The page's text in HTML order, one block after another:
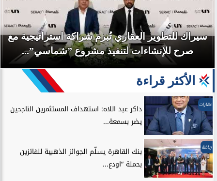
سيراك للتطوير العقاري تُبرم شراكة استراتيجية مع
صرح للإنشاءات لتنفيذ مشروع ”شماسي”...
الأكثر قراءة
عقارات
داكر عبد اللاه: استهداف المستثمرين الناجحين
يضر بسمعة...
رياضة
بنك القاهرة يسلّم الجوائز الذهبية للفائزين
بحملة “اودع...